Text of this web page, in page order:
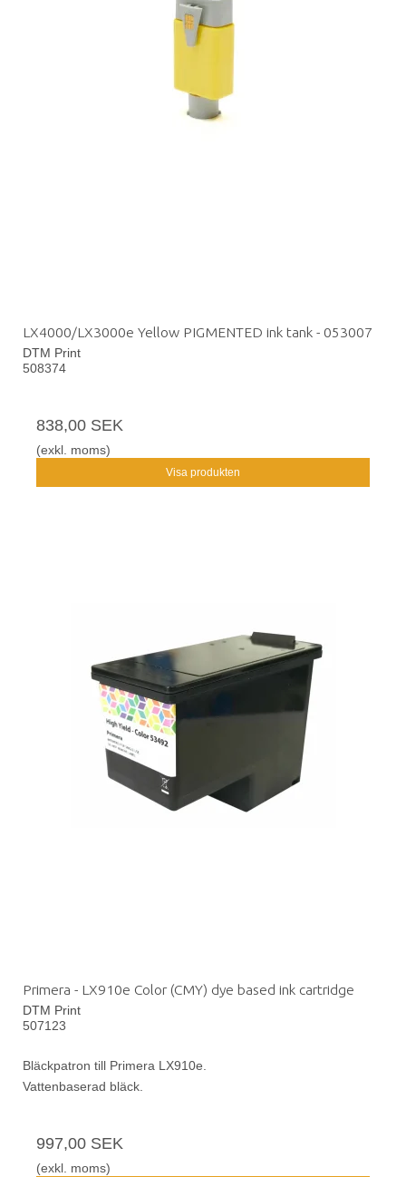
LX4000/LX3000e Yellow PIGMENTED ink tank - 053007
DTM Print
508374
838,00 SEK
(exkl. moms)
Visa produkten
Primera - LX910e Color (CMY) dye based ink cartridge
DTM Print
507123
Bläckpatron till Primera LX910e.
Vattenbaserad bläck.
997,00 SEK
(exkl. moms)